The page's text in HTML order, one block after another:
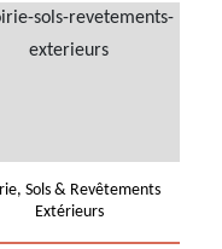
Sols & Revêtements
Extérieurs